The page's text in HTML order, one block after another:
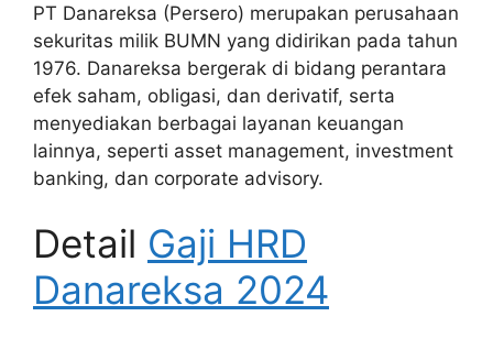
PT Danareksa (Persero) merupakan perusahaan
sekuritas milik BUMN yang didirikan pada tahun
1976. Danareksa bergerak di bidang perantara
efek saham, obligasi, dan derivatif, serta
menyediakan berbagai layanan keuangan
lainnya, seperti asset management, investment
banking, dan corporate advisory.
Detail Gaji HRD
Danareksa 2024